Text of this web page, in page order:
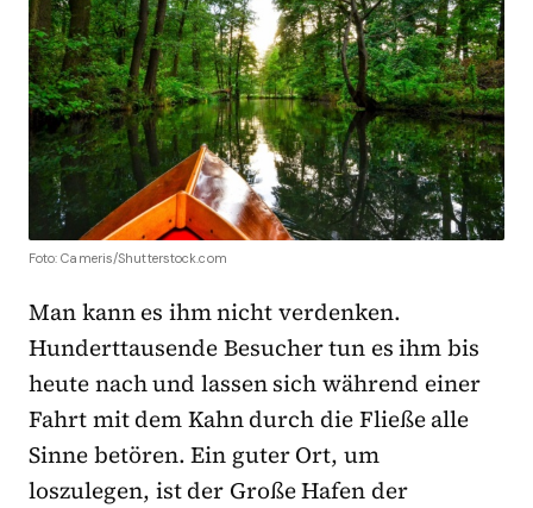
Foto: Cameris/Shutterstock.com
Man kann es ihm nicht verdenken.
Hunderttausende Besucher tun es ihm bis
heute nach und lassen sich während einer
Fahrt mit dem Kahn durch die Fließe alle
Sinne betören. Ein guter Ort, um
loszulegen, ist der Große Hafen der